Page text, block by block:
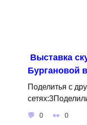
Выставка
Бургановой
Поделитья с
0 0